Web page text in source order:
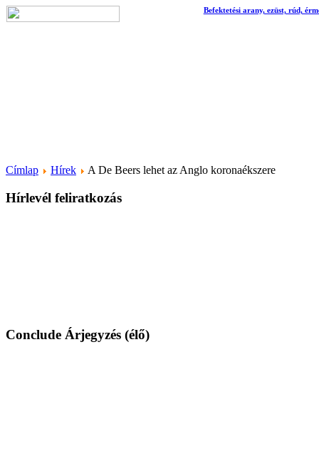
Befektetési arany, ezüst, rúd,
Címlap Hírek A De Beers lehet az Anglo koronaékszere
Hírlevél feliratkozás
Conclude Árjegyzés (élő)